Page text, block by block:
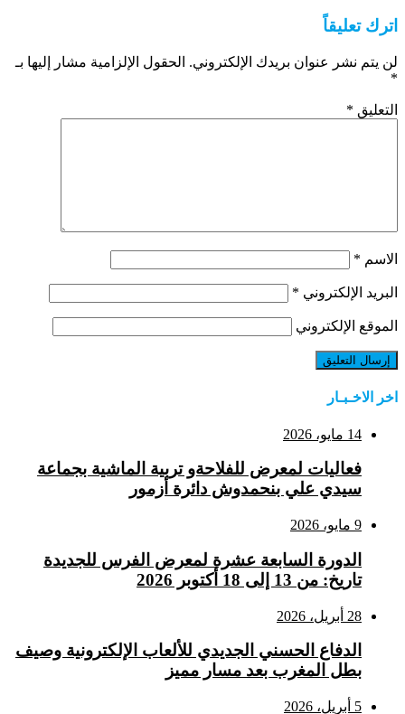
اترك تعليقاً
لن يتم نشر عنوان بريدك الإلكتروني. الحقول الإلزامية مشار إليها بـ
*
التعليق *
الاسم *
البريد الإلكتروني *
الموقع الإلكتروني
اخر الاخـبـار
14 مايو، 2026
فعاليات لمعرض للفلاحةو تربية الماشية بجماعة
سيدي علي بنحمدوش دائرة أزمور
9 مايو، 2026
الدورة السابعة عشرة لمعرض الفرس للجديدة
تاريخ: من 13 إلى 18 أكتوبر 2026
28 أبريل، 2026
الدفاع الحسني الجديدي للألعاب الإلكترونية وصيف
بطل المغرب بعد مسار مميز
5 أبريل، 2026